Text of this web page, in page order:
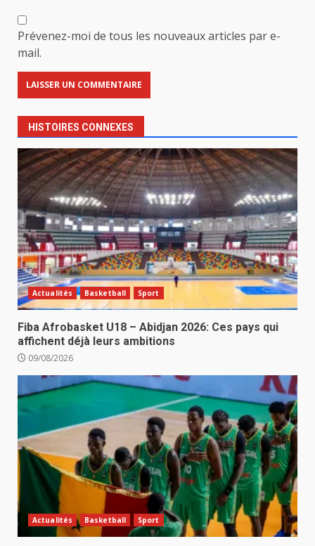
Prévenez-moi de tous les nouveaux articles par e-
mail.
HISTOIRES CONNEXES
Actualités Basketball Sport
Fiba Afrobasket U18 – Abidjan 2026: Ces pays qui
affichent déjà leurs ambitions
09/08/2026
Actualités Basketball Sport